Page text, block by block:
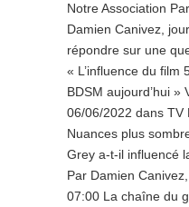
Notre Association
Damien Canivez,
répondre sur une
« L’influence du film
BDSM aujourd’hui »
06/06/2022 dans TV
Nuances plus
Grey a-t-il influencé
Par Damien
07:00 La chaîne du